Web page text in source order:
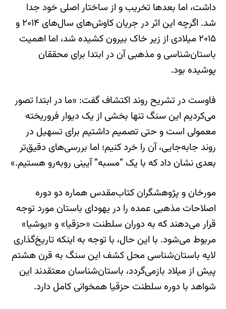
داشت، اما بعدها تخریب و از ساختار اصلی خود جدا
شد. اگرچه این اثر در جریان کاوش‌های سال‌های ۲۰۱۴ و
۲۰۱۵ میلادی از زیر خاک بیرون کشیده شد، اما اهمیت
باستان‌شناسی و مذهبی آن در ابتدا برای محققان
پوشیده بود.
فاوست در تشریح روند اکتشاف گفت: «ما در ابتدا تصور
می‌کردیم این سنگ تنها بخشی از یک دیوار فروریخته
معمولی است و حتی تصمیم داشتیم برای تسهیل در
روند جابه‌جایی، آن را خرد کنیم؛ اما بررسی‌های دقیق‌تر
بعدی نشان داد که با یک “مسبه” آیینی روبه‌رو هستیم.»
مورخان و پژوهشگران کتاب‌مقدس‌ هماره دو دوره
اصلاحات مذهبی عمده را در یهودای باستان مورد توجه
قرار می‌دهند که به دوران سلطنت «حزقیا» و «یوشیا»
مربوط می‌شود. با این حال، با توجه به اینکه تاریخ‌گذاری
لایه‌ باستان‌شناسی محل کشف این سنگ به قرن هشتم
پیش از میلاد بازمی‌گردد، باستان‌شناسان معتقدند این
شواهد با دوره سلطنت حزقیا همخوانی کامل دارد.